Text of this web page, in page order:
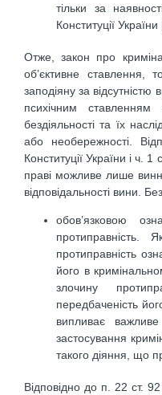
тільки за
Конституції України
Отже, закон про
об’єктивне ставлення,
заподіяну за відсутністю
психічним
бездіяльності та їх
або необережності.
Конституції України і ч.
праві можливе лише
відповідальності вини.
обов’язковою
протиправність.
протиправність
його в
злочину
передбаченість
випливає
застосування
такого діяння, що
Відповідно до п. 22 ст. 92